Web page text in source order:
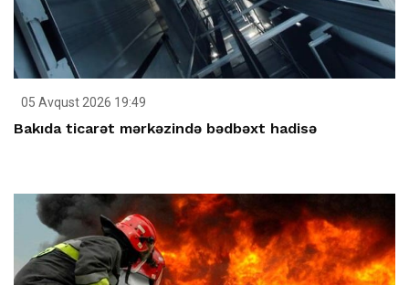
05 Avqust 2026 19:49
Bakıda ticarət mərkəzində bədbəxt hadisə